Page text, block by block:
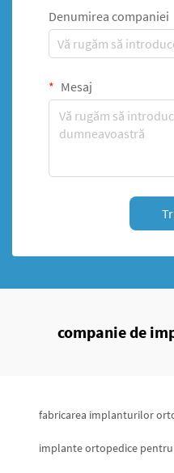
Denumirea companiei
Mesaj
companie de
fabricarea implanturilor
implante ortopedice